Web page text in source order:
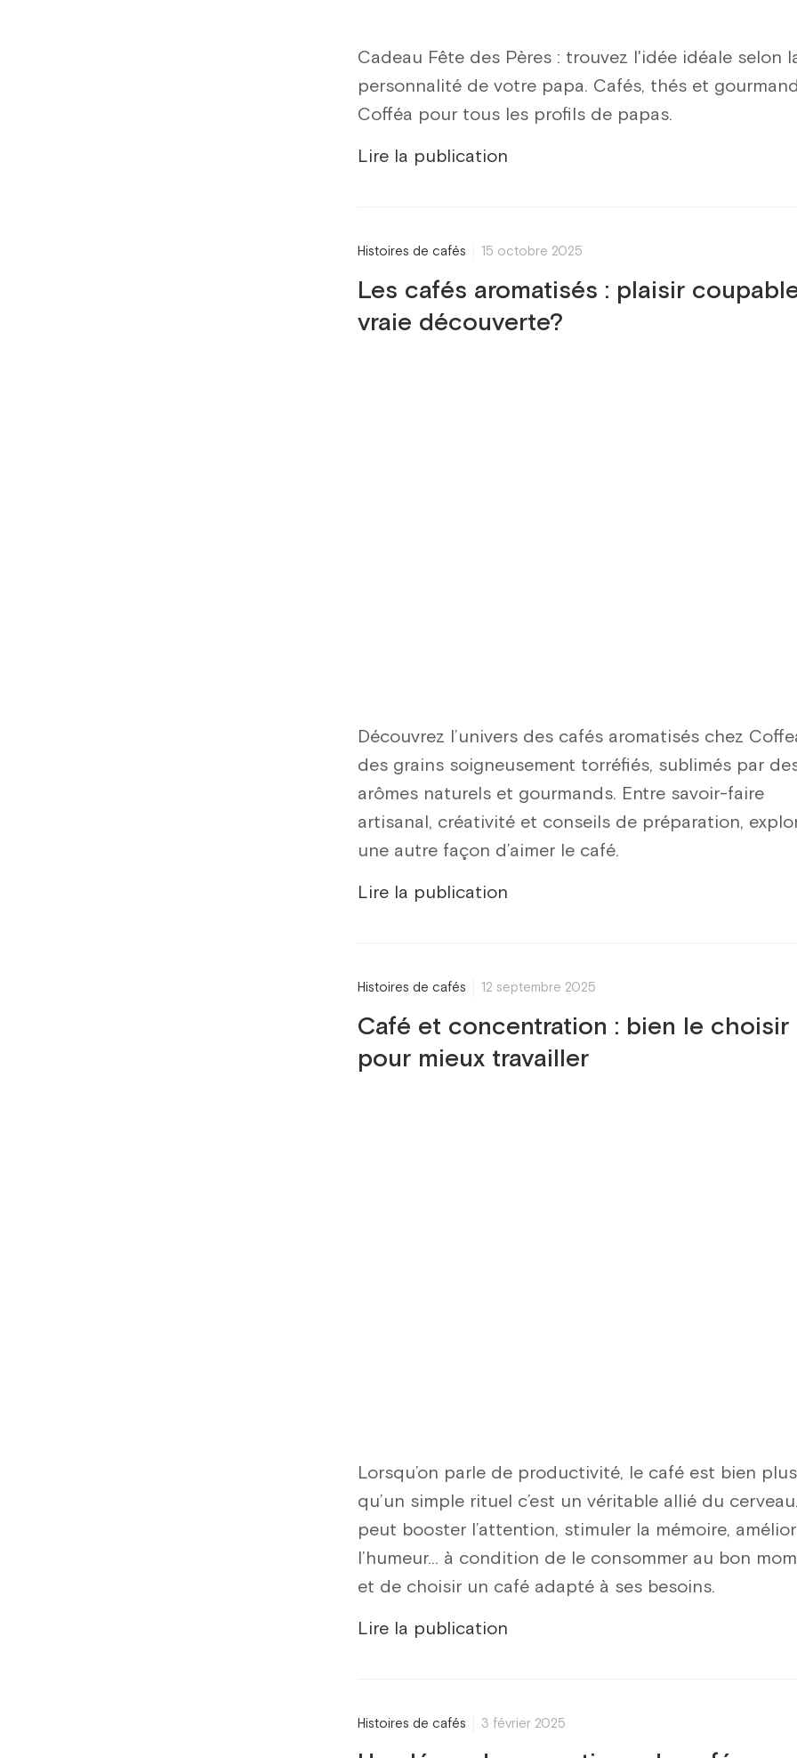
Cadeau Fête des Pères : trouvez l'idée idéale selon
personnalité de votre papa. Cafés, thés et
Cofféa pour tous les profils de papas.
Lire la publication
Histoires de cafés 15 octobre 2025
Les cafés aromatisés : plaisir
vraie découverte?
Découvrez l’univers des cafés aromatisés chez
des grains soigneusement torréfiés, sublimés par
arômes naturels et gourmands. Entre savoir-faire
artisanal, créativité et conseils de préparation,
une autre façon d’aimer le café.
Lire la publication
Histoires de cafés 12 septembre 2025
Café et concentration : bien le choisir
pour mieux travailler
Lorsqu’on parle de productivité, le café est bien plus
qu’un simple rituel c’est un véritable allié du
peut booster l’attention, stimuler la mémoire,
l’humeur… à condition de le consommer au bon
et de choisir un café adapté à ses besoins.
Lire la publication
Histoires de cafés 3 février 2025